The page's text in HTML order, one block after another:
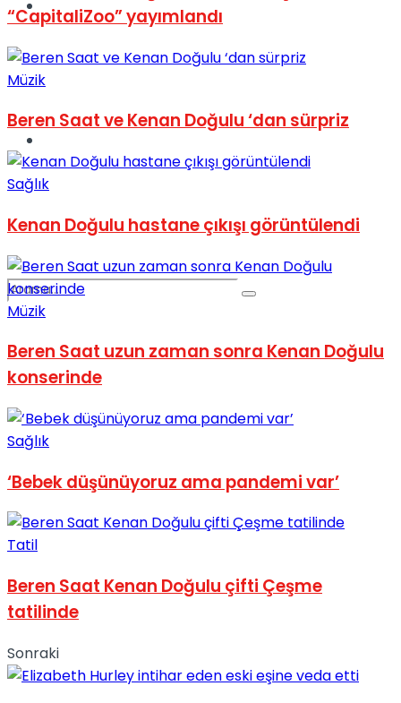
Spor
No Result
View All Result
“CapitaliZoo” yayımlandı
Müzik
Beren Saat ve Kenan Doğulu ‘dan sürpriz
Sağlık
Kenan Doğulu hastane çıkışı görüntülendi
Müzik
Beren Saat uzun zaman sonra Kenan Doğulu
konserinde
Sağlık
‘Bebek düşünüyoruz ama pandemi var’
Tatil
Beren Saat Kenan Doğulu çifti Çeşme
tatilinde
Sonraki